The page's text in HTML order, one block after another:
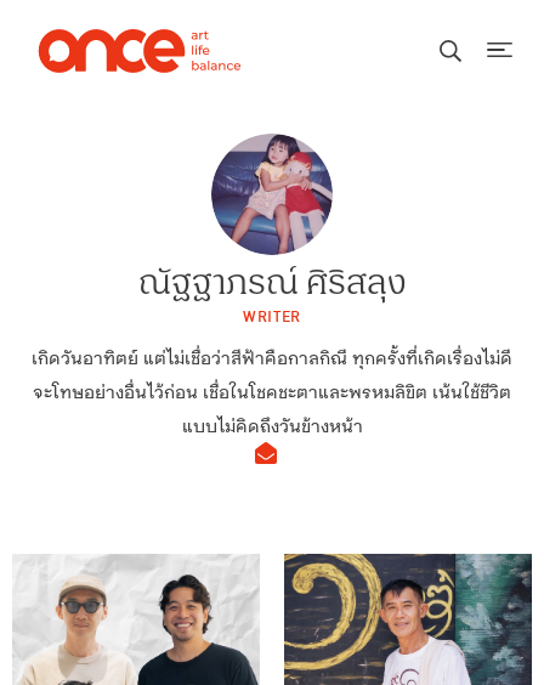
ณัฐฐาภรณ์ ศิริสลุง
WRITER
เกิดวันอาทิตย์ แต่ไม่เชื่อว่าสีฟ้าคือกาลกิณี ทุกครั้งที่เกิดเรื่องไม่ดี
จะโทษอย่างอื่นไว้ก่อน เชื่อในโชคชะตาและพรหมลิขิต เน้นใช้ชีวิต
แบบไม่คิดถึงวันข้างหน้า